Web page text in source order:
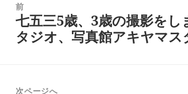
前
前
の
七五三5歳、3歳の撮影を
タジオ、写真館アキヤマス
次ページへ